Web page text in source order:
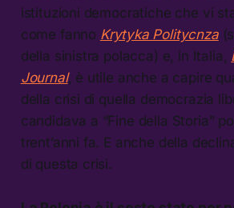
istituzioni democratiche che vi
come fanno Krytyka Politycnza
della sinistra polacca) e, in Italia,
Journal, è utile anche a capire
della crisi di quella democrazia
candidava a “Fine della Storia”
trent’anni fa. E anche della
di questa crisi.